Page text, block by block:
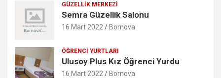
GÜZELLIK MERKEZI
Semra Güzellik Salonu
16 Mart 2022 Bornova
ÖĞRENCI YURTLARI
Ulusoy Plus Kız Öğrenci Yurdu
16 Mart 2022 Bornova